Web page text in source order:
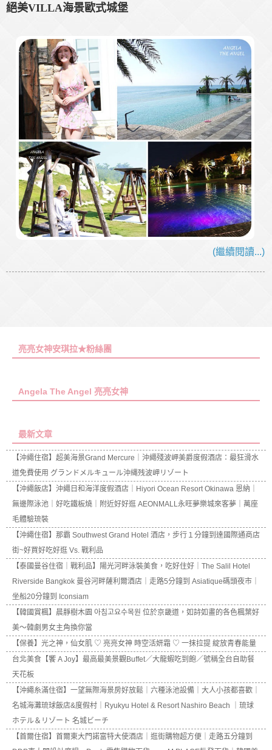
絕美VILLA海景歐式城堡
(繼續閱讀...)
亮亮女神安琪拉★粉絲團
Angela The Angel 亮亮女神
最新文章
【沖繩住宿】超美海景Grand Mercure｜沖繩殘波岬美爵度假酒店：最狂滑水
道免費使用 グランドメルキュール沖縄残波岬リゾート
【沖繩飯店】沖繩日和海洋度假酒店｜Hiyori Ocean Resort Okinawa 恩納｜
無邊際泳池｜好吃鐵板燒｜附近好好逛 AEONMALL永旺夢樂城來客夢｜萬座
毛體驗琉裝
【沖繩住宿】那霸 Southwest Grand Hotel 酒店，步行１分鐘到達國際通商店
街~好買好吃好逛 Vs. 戰利品
【泰國曼谷住宿｜戰利品】陽光河畔泳裝美食，吃好住好｜The Salil Hotel
Riverside Bangkok 曼谷河畔薩利爾酒店｜走路5分鐘到 Asiatique碼頭夜市｜
坐船20分鐘到 Iconsiam
【韓國賞楓】晨靜樹木園 아침고요수목원 位於京畿道，如詩如畫的各色楓葉好
美～韓劇男女主角換你當
【保養】光之神，仙女肌 ♡ 亮亮女神 時空活妍霜 ♡ 一抹拉提 綻放青春能量
台北美食【饗 A Joy】最高最美景觀Buffet／大龍蝦吃到飽／號稱全台自助餐
天花板
【沖繩糸滿住宿】一望無際海景房好放鬆｜六種泳池設備｜大人小孩都喜歡｜
名城海灘琉球飯店&度假村｜Ryukyu Hotel & Resort Nashiro Beach ｜琉球
ホテル＆リゾート 名城ビーチ
【首爾住宿】首爾東大門諾富特大使酒店｜逛街購物超方便｜走路五分鐘到